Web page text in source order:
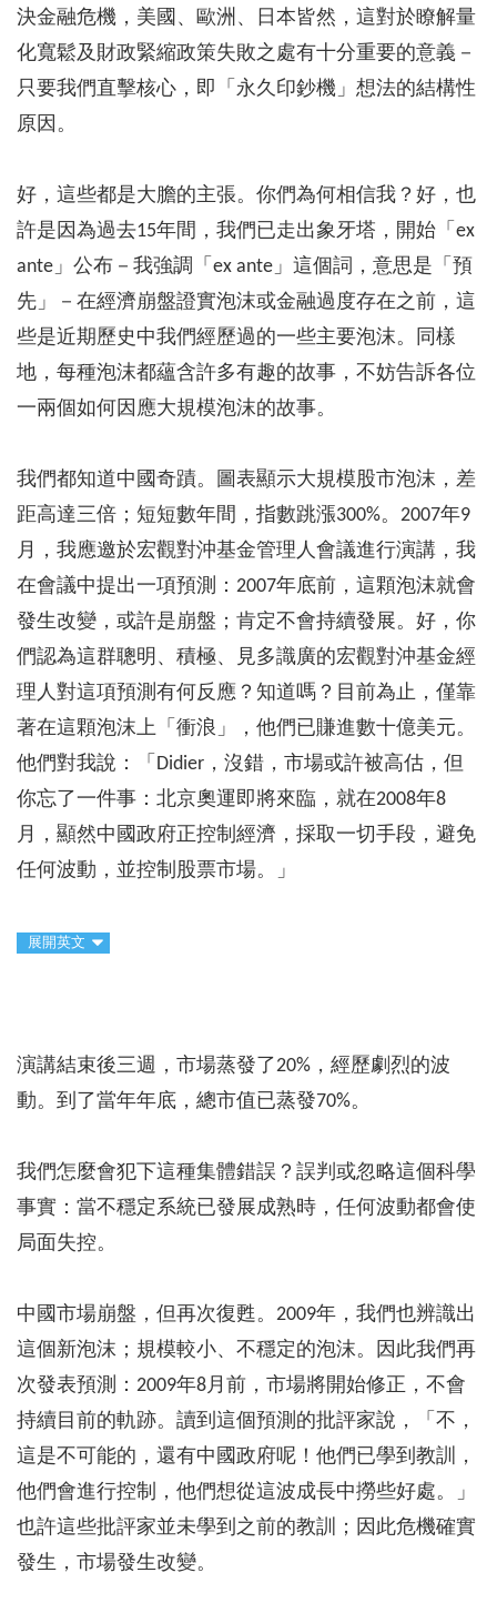
決金融危機，美國、歐洲、日本皆然，這對於瞭解量
化寬鬆及財政緊縮政策失敗之處有十分重要的意義－
只要我們直擊核心，即「永久印鈔機」想法的結構性
原因。
好，這些都是大膽的主張。你們為何相信我？好，也
許是因為過去15年間，我們已走出象牙塔，開始「ex
ante」公布－我強調「ex ante」這個詞，意思是「預
先」－在經濟崩盤證實泡沫或金融過度存在之前，這
些是近期歷史中我們經歷過的一些主要泡沫。同樣
地，每種泡沫都蘊含許多有趣的故事，不妨告訴各位
一兩個如何因應大規模泡沫的故事。
我們都知道中國奇蹟。圖表顯示大規模股市泡沫，差
距高達三倍；短短數年間，指數跳漲300%。2007年9
月，我應邀於宏觀對沖基金管理人會議進行演講，我
在會議中提出一項預測：2007年底前，這顆泡沫就會
發生改變，或許是崩盤；肯定不會持續發展。好，你
們認為這群聰明、積極、見多識廣的宏觀對沖基金經
理人對這項預測有何反應？知道嗎？目前為止，僅靠
著在這顆泡沫上「衝浪」，他們已賺進數十億美元。
他們對我說：「Didier，沒錯，市場或許被高估，但
你忘了一件事：北京奧運即將來臨，就在2008年8
月，顯然中國政府正控制經濟，採取一切手段，避免
任何波動，並控制股票市場。」
展開英文
演講結束後三週，市場蒸發了20%，經歷劇烈的波
動。到了當年年底，總市值已蒸發70%。
我們怎麼會犯下這種集體錯誤？誤判或忽略這個科學
事實：當不穩定系統已發展成熟時，任何波動都會使
局面失控。
中國市場崩盤，但再次復甦。2009年，我們也辨識出
這個新泡沫；規模較小、不穩定的泡沫。因此我們再
次發表預測：2009年8月前，市場將開始修正，不會
持續目前的軌跡。讀到這個預測的批評家說，「不，
這是不可能的，還有中國政府呢！他們已學到教訓，
他們會進行控制，他們想從這波成長中撈些好處。」
也許這些批評家並未學到之前的教訓；因此危機確實
發生，市場發生改變。